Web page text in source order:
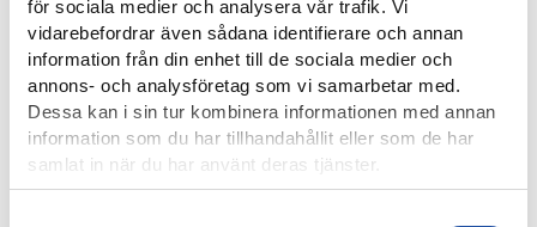
för sociala medier och analysera vår trafik. Vi
vidarebefordrar även sådana identifierare och annan
information från din enhet till de sociala medier och
annons- och analysföretag som vi samarbetar med.
Dessa kan i sin tur kombinera informationen med annan
information som du har tillhandahållit eller som de har
samlat in när du har använt deras tjänster.